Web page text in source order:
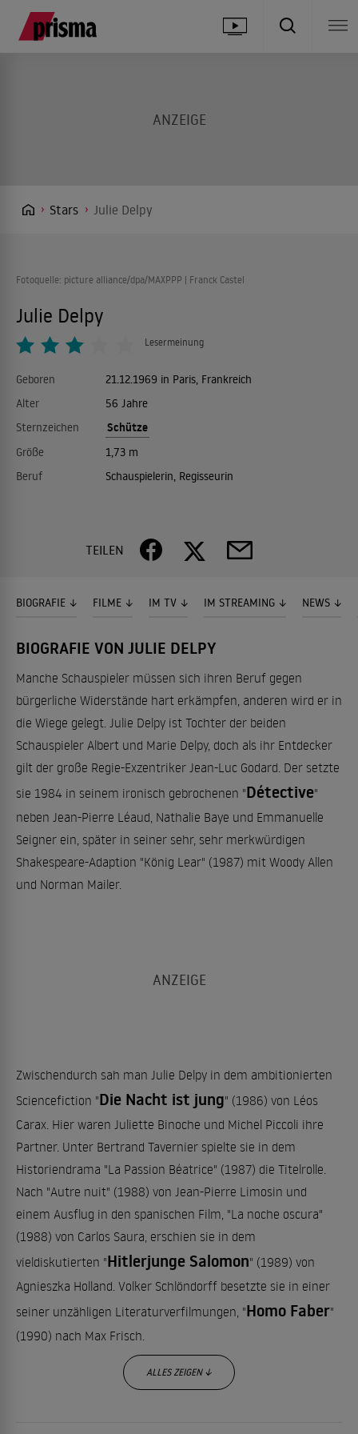
Stars Julie Delpy
Fotoquelle: picture alliance/dpa/MAXPPP | Franck Castel
Julie Delpy
Lesermeinung
Geboren
21.12.1969 in Paris, Frankreich
Alter
56 Jahre
Sternzeichen
Schütze
Größe
1,73 m
Beruf
Schauspielerin, Regisseurin
TEILEN
BIOGRAFIE FILME IM TV IM STREAMING NEWS
BIOGRAFIE VON JULIE DELPY
Manche Schauspieler müssen sich ihren Beruf gegen
bürgerliche Widerstände hart erkämpfen, anderen wird er in
die Wiege gelegt. Julie Delpy ist Tochter der beiden
Schauspieler Albert und Marie Delpy, doch als ihr Entdecker
gilt der große Regie-Exzentriker Jean-Luc Godard. Der setzte
sie 1984 in seinem ironisch gebrochenen "Détective"
neben Jean-Pierre Léaud, Nathalie Baye und Emmanuelle
Seigner ein, später in seiner sehr, sehr merkwürdigen
Shakespeare-Adaption "König Lear" (1987) mit Woody Allen
und Norman Mailer.
Zwischendurch sah man Julie Delpy in dem ambitionierten
Sciencefiction "Die Nacht ist jung" (1986) von Léos
Carax. Hier waren Juliette Binoche und Michel Piccoli ihre
Partner. Unter Bertrand Tavernier spielte sie in dem
Historiendrama "La Passion Béatrice" (1987) die Titelrolle.
Nach "Autre nuit" (1988) von Jean-Pierre Limosin und
einem Ausflug in den spanischen Film, "La noche oscura"
(1988) von Carlos Saura, erschien sie in dem
vieldiskutierten "Hitlerjunge Salomon" (1989) von
Agnieszka Holland. Volker Schlöndorff besetzte sie in einer
seiner unzähligen Literaturverfilmungen, "Homo Faber"
(1990) nach Max Frisch.
ALLES ZEIGEN ↓